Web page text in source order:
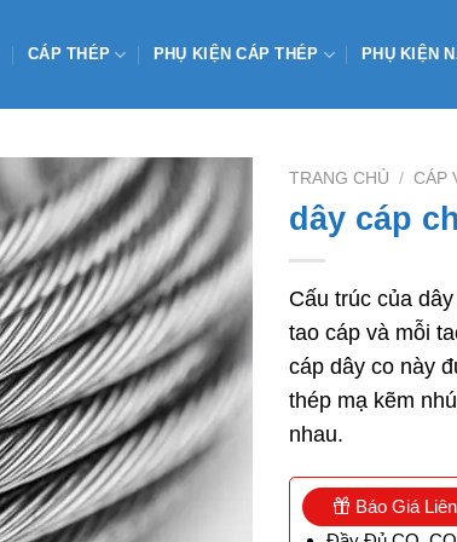
CÁP THÉP PHỤ KIỆN CÁP THÉP PHỤ KIỆN
Add to
Wishlist
TRANG CHỦ / CÁP
dây cáp
Cấu trúc của
tao cáp và mỗi
cáp dây co này
thép mạ kẽm
nhau.
Báo Giá